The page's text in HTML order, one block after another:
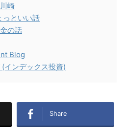
崎
っといい話
の話
Blog
インデックス投資)
Share